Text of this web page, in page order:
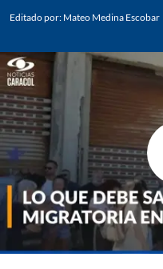
Editado por: Mateo Medina Escobar